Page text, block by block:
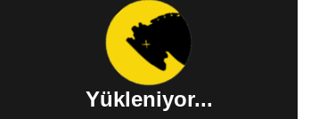
Yükleniyor...